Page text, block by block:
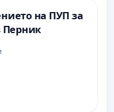
на ПУП за
Перник